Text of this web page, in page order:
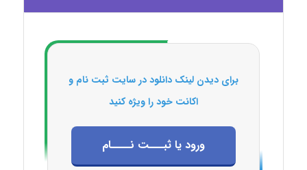
برای دیدن لینک دانلود در سایت ثبت نام و
اکانت خود را ویژه کنید
ورود یا ثبـــت نــــام